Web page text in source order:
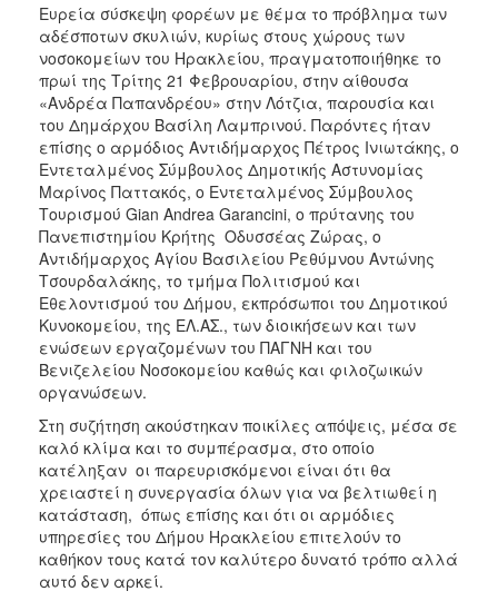
Ευρεία σύσκεψη φορέων με θέμα το πρόβλημα των
αδέσποτων σκυλιών, κυρίως στους χώρους των
νοσοκομείων του Ηρακλείου, πραγματοποιήθηκε το
πρωί της Τρίτης 21 Φεβρουαρίου, στην αίθουσα
«Ανδρέα Παπανδρέου» στην Λότζια, παρουσία και
του Δημάρχου Βασίλη Λαμπρινού. Παρόντες ήταν
επίσης ο αρμόδιος Αντιδήμαρχος Πέτρος Ινιωτάκης, ο
Εντεταλμένος Σύμβουλος Δημοτικής Αστυνομίας
Μαρίνος Παττακός, ο Εντεταλμένος Σύμβουλος
Τουρισμού Gian Andrea Garancini, ο πρύτανης του
Πανεπιστημίου Κρήτης Οδυσσέας Ζώρας, ο
Αντιδήμαρχος Αγίου Βασιλείου Ρεθύμνου Αντώνης
Τσουρδαλάκης, το τμήμα Πολιτισμού και
Εθελοντισμού του Δήμου, εκπρόσωποι του Δημοτικού
Κυνοκομείου, της ΕΛ.ΑΣ., των διοικήσεων και των
ενώσεων εργαζομένων του ΠΑΓΝΗ και του
Βενιζελείου Νοσοκομείου καθώς και φιλοζωικών
οργανώσεων.
Στη συζήτηση ακούστηκαν ποικίλες απόψεις, μέσα σε
καλό κλίμα και το συμπέρασμα, στο οποίο
κατέληξαν οι παρευρισκόμενοι είναι ότι θα
χρειαστεί η συνεργασία όλων για να βελτιωθεί η
κατάσταση, όπως επίσης και ότι οι αρμόδιες
υπηρεσίες του Δήμου Ηρακλείου επιτελούν το
καθήκον τους κατά τον καλύτερο δυνατό τρόπο αλλά
αυτό δεν αρκεί.